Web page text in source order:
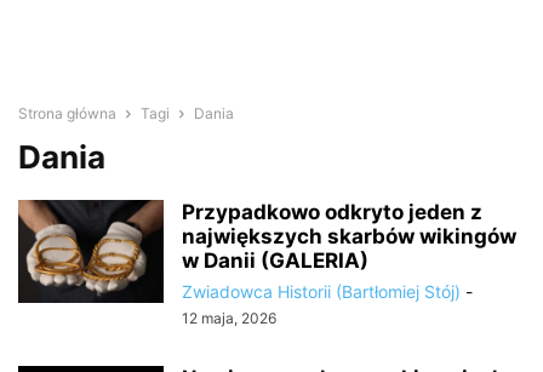
Strona główna Tagi Dania
Dania
Przypadkowo odkryto jeden z
największych skarbów wikingów
w Danii (GALERIA)
Zwiadowca Historii (Bartłomiej Stój) -
12 maja, 2026